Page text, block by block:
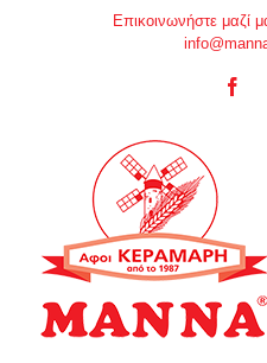
Επικοινωνήστε μαζί